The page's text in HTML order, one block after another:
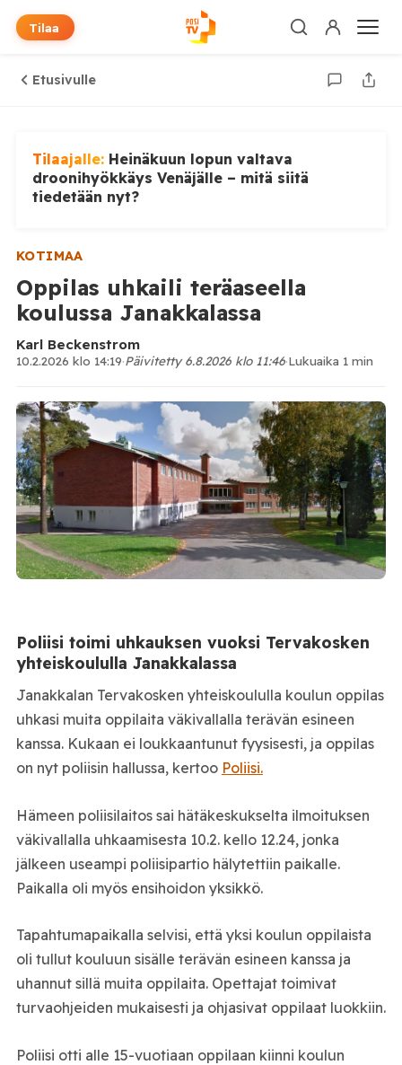
Tilaa
Etusivulle
Tilaajalle: Heinäkuun lopun valtava
droonihyökkäys Venäjälle – mitä siitä
tiedetään nyt?
KOTIMAA
Oppilas uhkaili teräaseella
koulussa Janakkalassa
Karl Beckenstrom
10.2.2026 klo 14:19·Päivitetty 6.8.2026 klo 11:46·Lukuaika 1 min
Poliisi toimi uhkauksen vuoksi Tervakosken
yhteiskoululla Janakkalassa
Janakkalan Tervakosken yhteiskoululla koulun oppilas
uhkasi muita oppilaita väkivallalla terävän esineen
kanssa. Kukaan ei loukkaantunut fyysisesti, ja oppilas
on nyt poliisin hallussa, kertoo Poliisi.
Hämeen poliisilaitos sai hätäkeskukselta ilmoituksen
väkivallalla uhkaamisesta 10.2. kello 12.24, jonka
jälkeen useampi poliisipartio hälytettiin paikalle.
Paikalla oli myös ensihoidon yksikkö.
Tapahtumapaikalla selvisi, että yksi koulun oppilaista
oli tullut kouluun sisälle terävän esineen kanssa ja
uhannut sillä muita oppilaita. Opettajat toimivat
turvaohjeiden mukaisesti ja ohjasivat oppilaat luokkiin.
Poliisi otti alle 15-vuotiaan oppilaan kiinni koulun